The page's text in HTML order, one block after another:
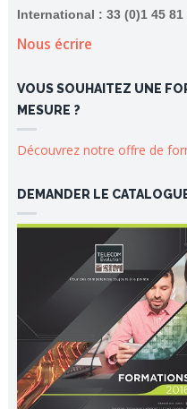
International : 33 (0)1 45 81
Nous écrire
VOUS SOUHAITEZ UNE
MESURE ?
Découvrez notre offre de
DEMANDER LE